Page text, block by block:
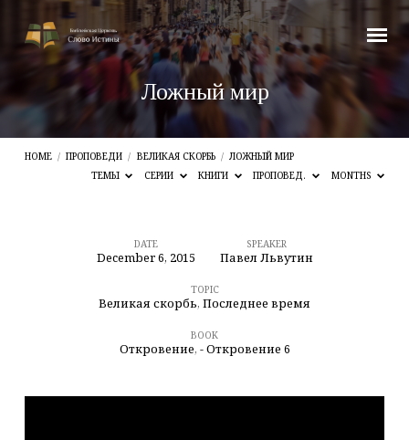
Ложный мир
HOME / ПРОПОВЕДИ / ВЕЛИКАЯ СКОРБЬ / ЛОЖНЫЙ МИР
ТЕМЫ
СЕРИИ КНИГИ ПРОПОВЕД. MONTHS
Ложный
DATE
December 6, 2015
SPEAKER
Павел Львутин
TOPIC
Великая скорбь, Последнее время
BOOK
Откровение, - Откровение 6